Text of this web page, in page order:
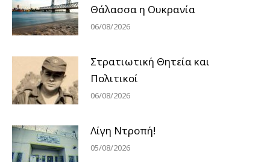
Θάλασσα η Ουκρανία
06/08/2026
Στρατιωτική Θητεία και
Πολιτικοί
06/08/2026
Λίγη Ντροπή!
05/08/2026